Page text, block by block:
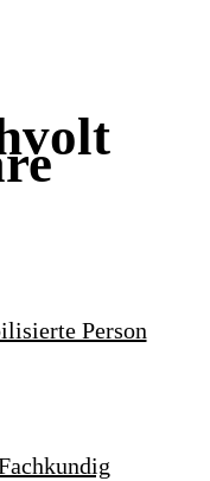
Person